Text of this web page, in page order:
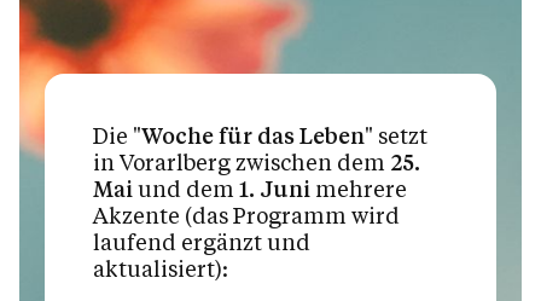
Die "Woche für das Leben" setzt
in Vorarlberg zwischen dem 25.
Maiund dem 1. Junimehrere
Akzente (das Programm wird
laufend ergänzt und
aktualisiert):